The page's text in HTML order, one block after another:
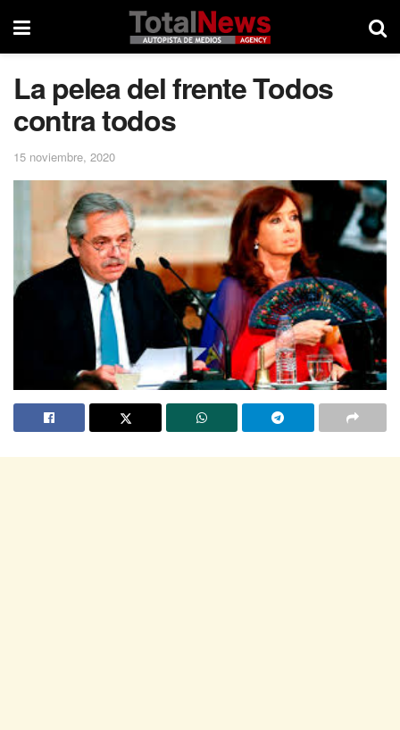
La pelea del frente Todos
contra todos
15 noviembre, 2020